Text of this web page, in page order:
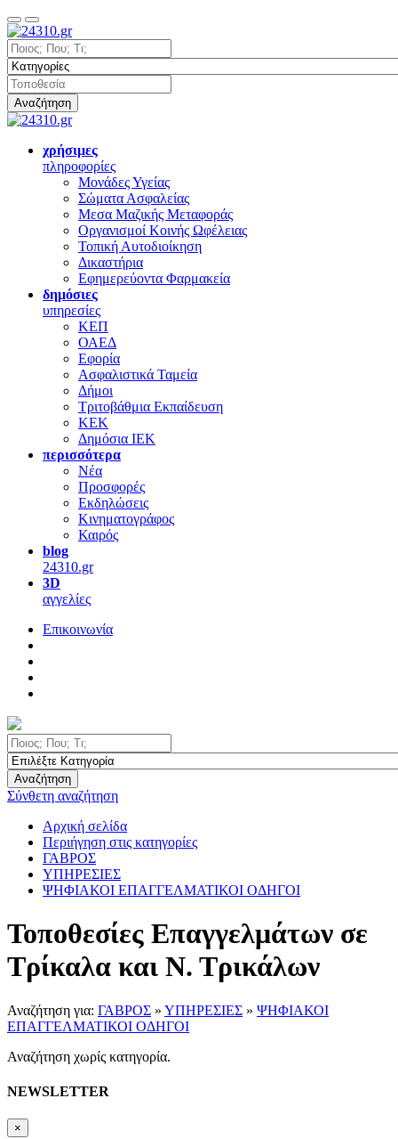
Αναζήτηση
χρήσιμες
πληροφορίες
Μονάδες Υγείας
Σώματα Ασφαλείας
Μεσα Μαζικής Μεταφοράς
Οργανισμοί Κοινής Ωφέλειας
Τοπική Αυτοδιοίκηση
Δικαστήρια
Εφημερεύοντα Φαρμακεία
δημόσιες
υπηρεσίες
ΚΕΠ
ΟΑΕΔ
Εφορία
Ασφαλιστικά Ταμεία
Δήμοι
Τριτοβάθμια Εκπαίδευση
ΚΕΚ
Δημόσια ΙΕΚ
περισσότερα
Νέα
Προσφορές
Εκδηλώσεις
Κινηματογράφος
Καιρός
blog
24310.gr
3D
αγγελίες
Επικοινωνία
Αναζήτηση
Σύνθετη αναζήτηση
Αρχική σελίδα
Περιήγηση στις κατηγορίες
ΓΑΒΡΟΣ
ΥΠΗΡΕΣΙΕΣ
ΨΗΦΙΑΚΟΙ ΕΠΑΓΓΕΛΜΑΤΙΚΟΙ ΟΔΗΓΟΙ
Τοποθεσίες Επαγγελμάτων σε
Τρίκαλα και Ν. Τρικάλων
Αναζήτηση για: ΓΑΒΡΟΣ » ΥΠΗΡΕΣΙΕΣ » ΨΗΦΙΑΚΟΙ
ΕΠΑΓΓΕΛΜΑΤΙΚΟΙ ΟΔΗΓΟΙ
Αναζήτηση χωρίς κατηγορία.
NEWSLETTER
×